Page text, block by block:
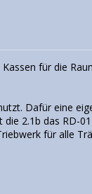
für die
Dafür eine
2.1b das RD-
für alle